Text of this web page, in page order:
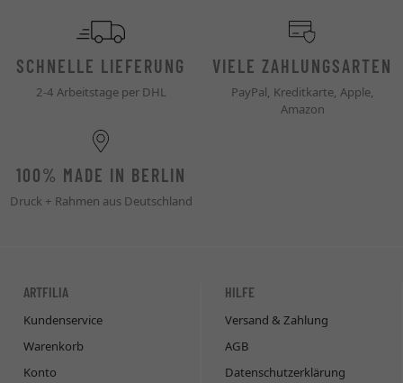
SCHNELLE LIEFERUNG
2-4 Arbeitstage per DHL
VIELE ZAHLUNGSARTEN
PayPal, Kreditkarte, Apple,
Amazon
100% MADE IN BERLIN
Druck + Rahmen aus Deutschland
ARTFILIA
Kundenservice
Warenkorb
Konto
HILFE
Versand & Zahlung
AGB
Datenschutzerklärung